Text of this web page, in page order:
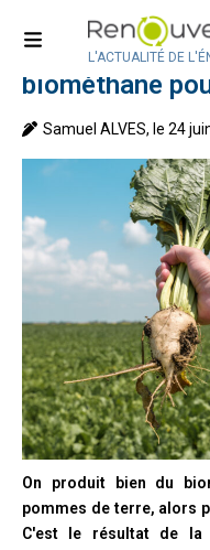
L'ACTUALITÉ DE
La betterave,
biométhane
Samuel ALVES, le 24
On produit bien du
pommes de terre, alors
C'est le résultat de la